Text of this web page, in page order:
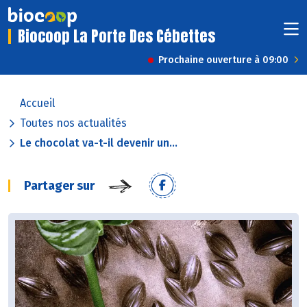
Biocoop La Porte Des Cébettes
Prochaine ouverture à 09:00
Accueil
Toutes nos actualités
Le chocolat va-t-il devenir un...
Partager sur